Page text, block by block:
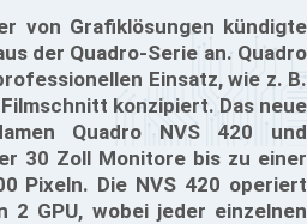
von Grafiklösungen kündigte
der Quadro-Serie an. Quadro
Einsatz, wie z. B.
konzipiert. Das neue
Quadro NVS 420 und
30 Zoll Monitore bis zu einer
Pixeln. Die NVS 420 operiert
2 GPU, wobei jeder einzelnen